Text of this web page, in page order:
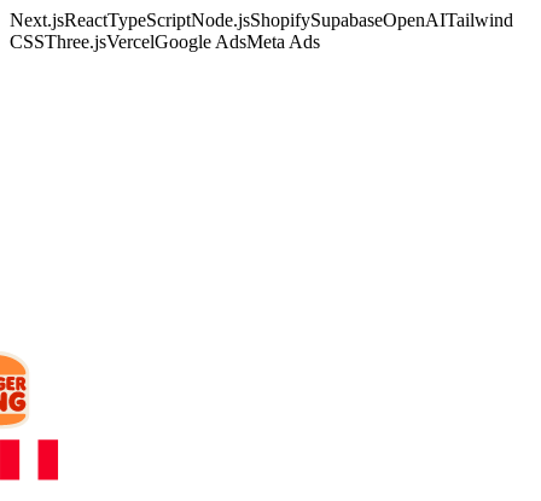
Next.jsReactTypeScriptNode.jsShopifySupabaseOpenAITailwind
CSSThree.jsVercelGoogle AdsMeta Ads